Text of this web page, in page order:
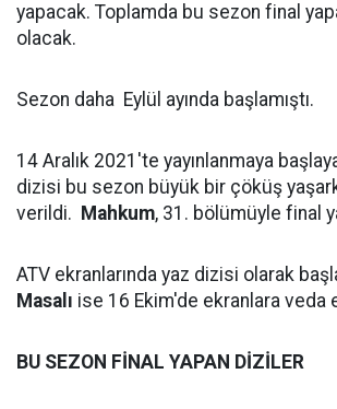
yapacak. Toplamda bu sezon final
olacak.
Sezon daha Eylül ayında başlamıştı.
14 Aralık 2021'te yayınlanmaya
dizisi bu sezon büyük bir çöküş
verildi. Mahkum, 31. bölümüyle final
ATV ekranlarında yaz dizisi olarak
Masalı ise 16 Ekim'de ekranlara veda
BU SEZON FİNAL YAPAN DİZİLER